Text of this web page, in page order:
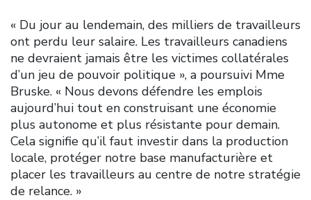
« Du jour au lendemain, des milliers de travailleurs
ont perdu leur salaire. Les travailleurs canadiens
ne devraient jamais être les victimes collatérales
d’un jeu de pouvoir politique », a poursuivi Mme
Bruske. « Nous devons défendre les emplois
aujourd’hui tout en construisant une économie
plus autonome et plus résistante pour demain.
Cela signifie qu’il faut investir dans la production
locale, protéger notre base manufacturière et
placer les travailleurs au centre de notre stratégie
de relance. »